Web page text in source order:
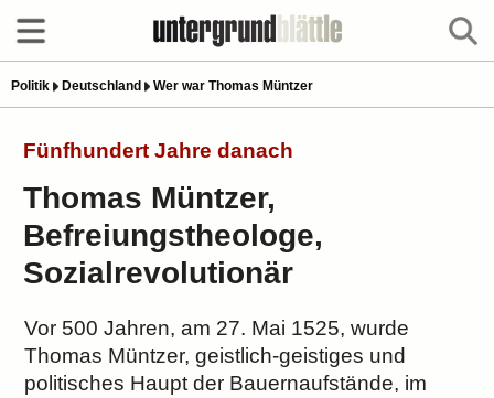
Politik Deutschland Wer war Thomas Müntzer
Fünfhundert Jahre danach
Thomas Müntzer,
Befreiungstheologe,
Sozialrevolutionär
Vor 500 Jahren, am 27. Mai 1525, wurde
Thomas Müntzer, geistlich-geistiges und
politisches Haupt der Bauernaufstände, im